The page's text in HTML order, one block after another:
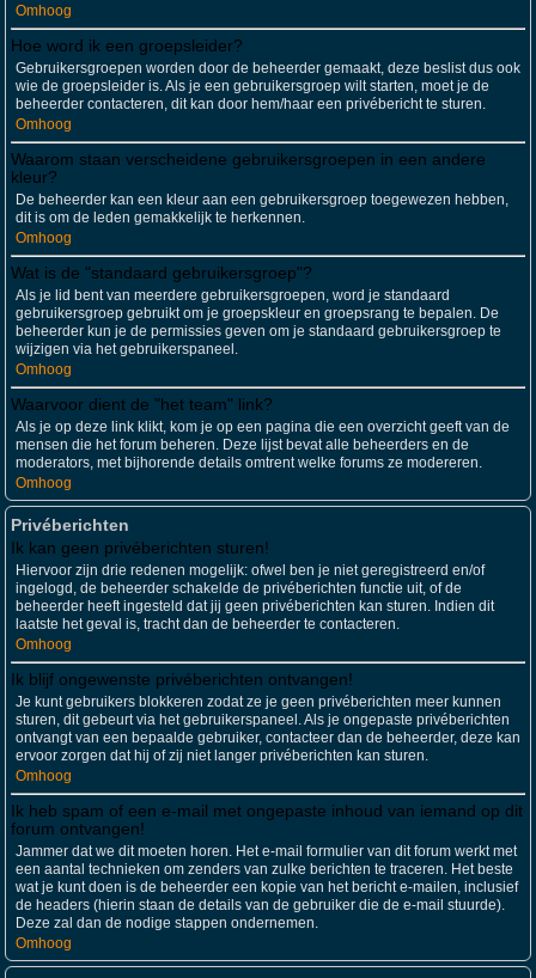
Omhoog
Hoe word ik een groepsleider?
Gebruikersgroepen worden door de beheerder gemaakt, deze beslist dus ook
wie de groepsleider is. Als je een gebruikersgroep wilt starten, moet je de
beheerder contacteren, dit kan door hem/haar een privébericht te sturen.
Omhoog
Waarom staan verscheidene gebruikersgroepen in een andere
kleur?
De beheerder kan een kleur aan een gebruikersgroep toegewezen hebben,
dit is om de leden gemakkelijk te herkennen.
Omhoog
Wat is de "standaard gebruikersgroep"?
Als je lid bent van meerdere gebruikersgroepen, word je standaard
gebruikersgroep gebruikt om je groepskleur en groepsrang te bepalen. De
beheerder kun je de permissies geven om je standaard gebruikersgroep te
wijzigen via het gebruikerspaneel.
Omhoog
Waarvoor dient de "het team" link?
Als je op deze link klikt, kom je op een pagina die een overzicht geeft van de
mensen die het forum beheren. Deze lijst bevat alle beheerders en de
moderators, met bijhorende details omtrent welke forums ze modereren.
Omhoog
Privéberichten
Ik kan geen privéberichten sturen!
Hiervoor zijn drie redenen mogelijk: ofwel ben je niet geregistreerd en/of
ingelogd, de beheerder schakelde de privéberichten functie uit, of de
beheerder heeft ingesteld dat jij geen privéberichten kan sturen. Indien dit
laatste het geval is, tracht dan de beheerder te contacteren.
Omhoog
Ik blijf ongewenste privéberichten ontvangen!
Je kunt gebruikers blokkeren zodat ze je geen privéberichten meer kunnen
sturen, dit gebeurt via het gebruikerspaneel. Als je ongepaste privéberichten
ontvangt van een bepaalde gebruiker, contacteer dan de beheerder, deze kan
ervoor zorgen dat hij of zij niet langer privéberichten kan sturen.
Omhoog
Ik heb spam of een e-mail met ongepaste inhoud van iemand op dit
forum ontvangen!
Jammer dat we dit moeten horen. Het e-mail formulier van dit forum werkt met
een aantal technieken om zenders van zulke berichten te traceren. Het beste
wat je kunt doen is de beheerder een kopie van het bericht e-mailen, inclusief
de headers (hierin staan de details van de gebruiker die de e-mail stuurde).
Deze zal dan de nodige stappen ondernemen.
Omhoog